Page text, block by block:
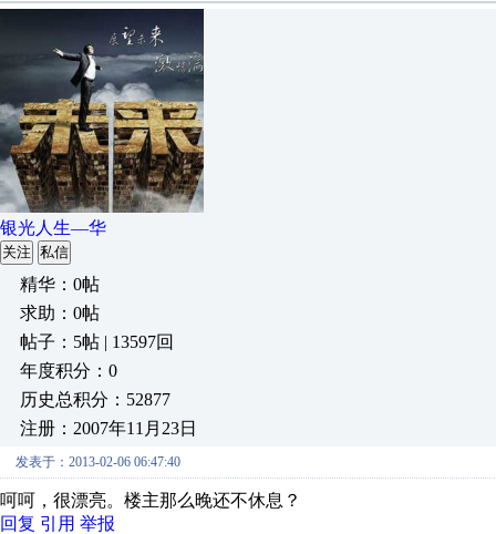
银光人生—华
关注 私信
精华：0帖
求助：0帖
帖子：5帖 | 13597回
年度积分：0
历史总积分：52877
注册：2007年11月23日
发表于：2013-02-06 06:47:40
呵呵，很漂亮。楼主那么晚还不休息？
回复 引用 举报